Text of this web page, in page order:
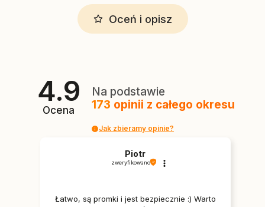
Oceń i opisz
4.9
Ocena
Na podstawie
173 opinii z całego okresu
Jak zbieramy opinie?
Piotr
zweryfikowano
Łatwo, są promki i jest bezpiecznie :) Warto